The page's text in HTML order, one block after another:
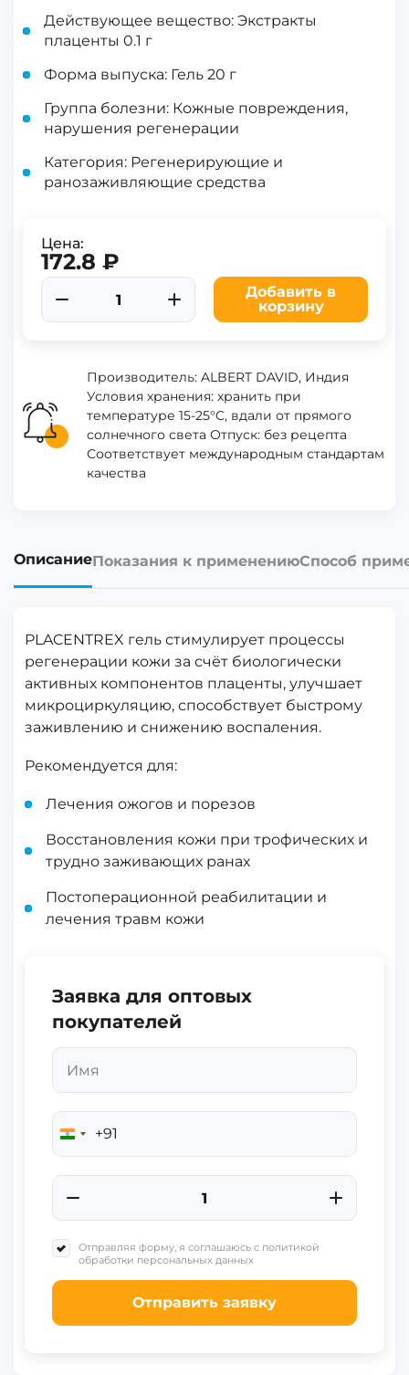
Действующее вещество: Экстракты
плаценты 0.1 г
Форма выпуска: Гель 20 г
Группа болезни: Кожные повреждения,
нарушения регенерации
Категория: Регенерирующие и
ранозаживляющие средства
Цена:
172.8 ₽
Добавить в
корзину
Производитель: ALBERT DAVID, Индия
Условия хранения: хранить при
температуре 15-25°C, вдали от прямого
солнечного света Отпуск: без рецепта
Соответствует международным стандартам
качества
ОписаниеПоказания к применениюСпособ
PLACENTREX гель стимулирует процессы
регенерации кожи за счёт биологически
активных компонентов плаценты, улучшает
микроциркуляцию, способствует быстрому
заживлению и снижению воспаления.
Рекомендуется для:
Лечения ожогов и порезов
Восстановления кожи при трофических и
трудно заживающих ранах
Постоперационной реабилитации и
лечения травм кожи
Заявка для оптовых
покупателей
India
+91
+91
Отправляя форму, я соглашаюсь с политикой
обработки персональных данных
Отправить заявку